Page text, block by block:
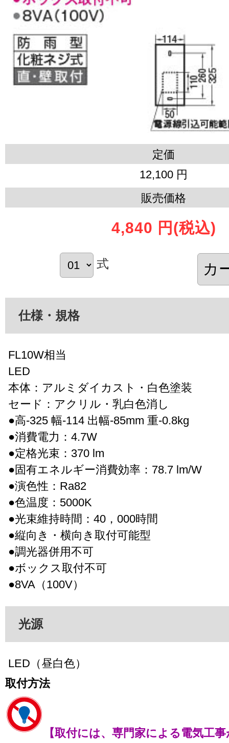
定価
12,100 円
販売価格
4,840 円 (税込)
式
仕様・規格
FL10W相当
LED
本体：アルミダイカスト・白色塗装
セード：アクリル・乳白色消し
●高-325 幅-114 出幅-85mm 重-0.8kg
●消費電力：4.7W
●定格光束：370 lm
●固有エネルギー消費効率：78.7 lm/W
●演色性：Ra82
●色温度：5000K
●光束維持時間：40，000時間
●縦向き・横向き取付可能型
●調光器併用不可
●ボックス取付不可
●8VA（100V）
光源
LED（昼白色）
取付方法
【取付には、専門家による電気工